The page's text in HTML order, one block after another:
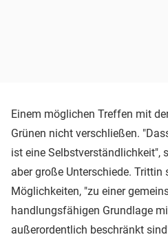
Einem möglichen Treffen mit
Grünen nicht verschließen.
ist eine Selbstverständlichkeit",
aber große Unterschiede. Trittin
Möglichkeiten, "zu einer
handlungsfähigen Grundlage
außerordentlich beschränkt